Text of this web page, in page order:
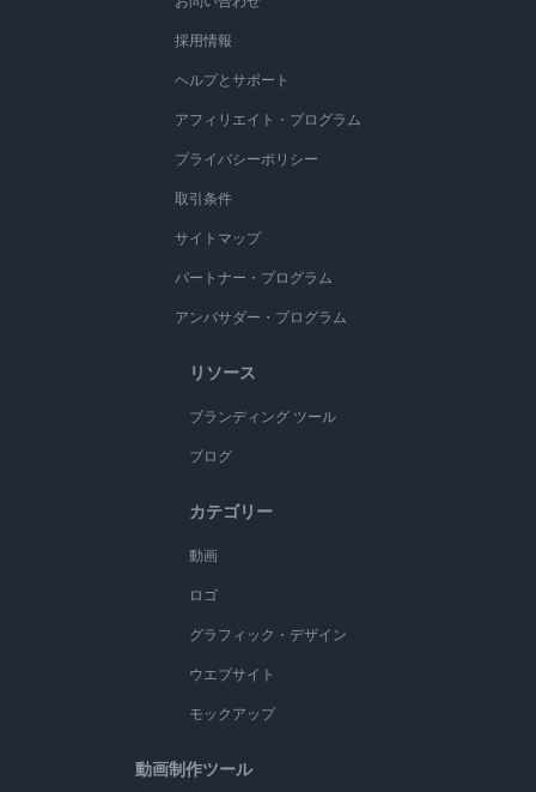
採用情報
ヘルプとサポート
アフィリエイト・プログラム
プライバシーポリシー
取引条件
サイトマップ
パートナー・プログラム
アンバサダー・プログラム
リソース
ブランディング ツール
ブログ
カテゴリー
動画
ロゴ
グラフィック・デザイン
ウエブサイト
モックアップ
動画制作ツール